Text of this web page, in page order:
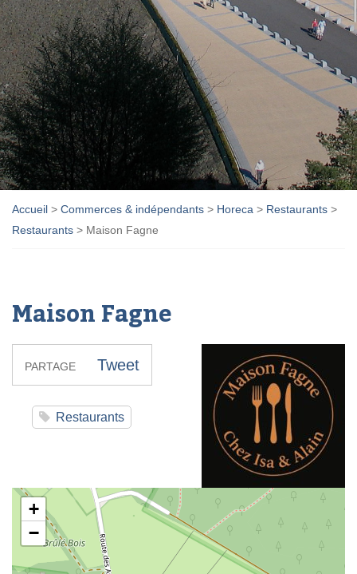
Accueil > Commerces & indépendants > Horeca > Restaurants >
Restaurants > Maison Fagne
Maison Fagne
PARTAGE Tweet
Restaurants
Maison Fagne
+
−